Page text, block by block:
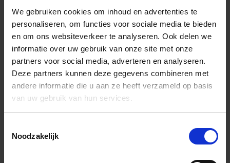
We gebruiken cookies om inhoud en advertenties te
personaliseren, om functies voor sociale media te bieden
en om ons websiteverkeer te analyseren. Ook delen we
informatie over uw gebruik van onze site met onze
partners voor social media, adverteren en analyseren.
Deze partners kunnen deze gegevens combineren met
andere informatie die u aan ze heeft verzameld op basis
van uw gebruik van hun services.
Noodzakelijk